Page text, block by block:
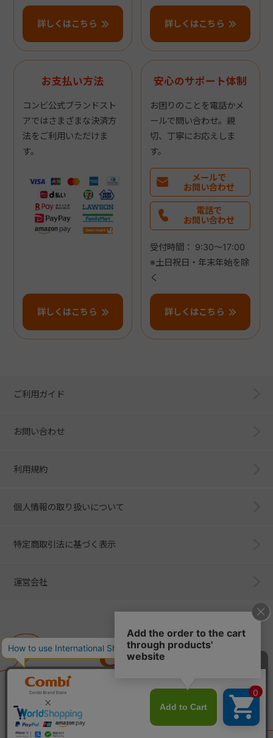
詳しくはこちら 詳しくはこちら
お支払い方法
コンビ公式ブランドスト
アではさまざまな決済方
法をご利用いただけま
す。
詳しくはこちら
安心のサポート体制
お困りのことを電話かメ
ールで問い合わせ。親
切、丁寧にお応えしま
す。
メールで
お問い合わせ
電話で
お問い合わせ
受付時間： 9:30～17:00
※土日祝日・年末年始を除
く
詳しくはこちら
ご利用ガイド
お問い合わせ
利用規約
個人情報の取り扱いについて
特定商取引法に基づく表示
運営会社
子育てに、イノベーションを。
ベビー用品のコンビ株式会社